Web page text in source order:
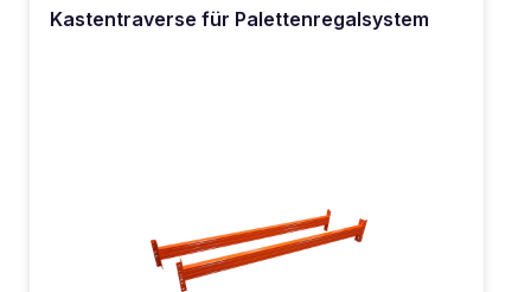
Kastentraverse für Palettenregalsystem